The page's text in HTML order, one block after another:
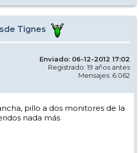
Tignes
Enviado: 06-12-2012 17:02
Registrado: 19 años antes
Mensajes: 6.062
pillo a dos monitores de la
nada más